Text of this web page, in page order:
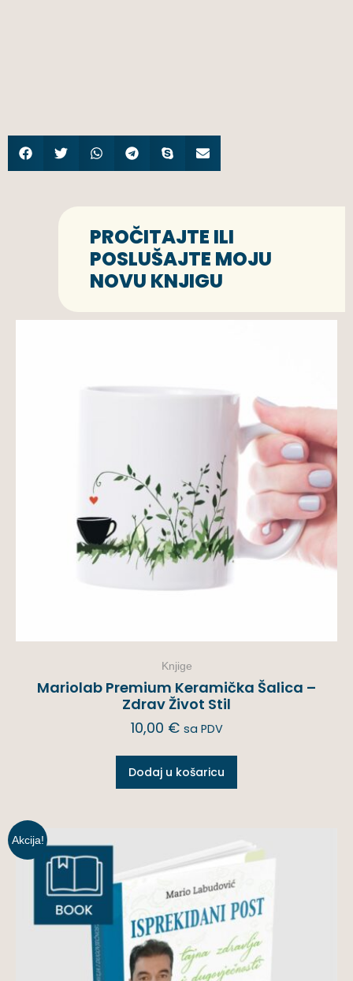
PROČITAJTE ILI
POSLUŠAJTE MOJU
NOVU KNJIGU
Knjige
Mariolab Premium Keramička Šalica –
Zdrav Život Stil
10,00 € sa PDV
Dodaj u košaricu
Akcija!